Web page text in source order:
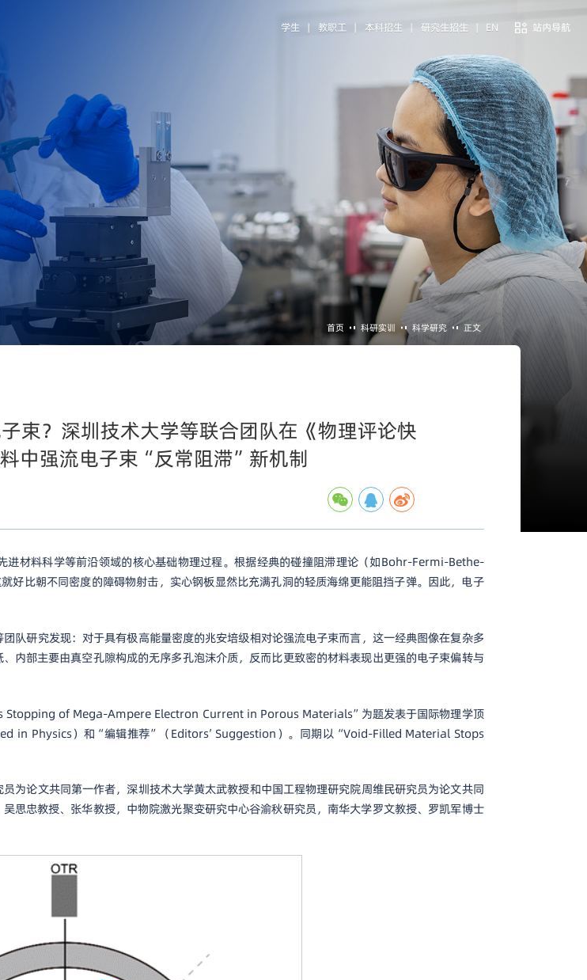
学生 | 教职工 | 本科招生 | 研究生招生 | EN 站内导航
首页 科研实训 科学研究 正文
束？深圳技术大学等联合团队在《物理评论快
中强流电子束“反常阻滞”新机制
进材料科学等前沿领域的核心基础物理过程。根据经典的碰撞阻滞理论（如Bohr-Fermi-Bethe-
好比朝不同密度的障碍物射击，实心钢板显然比充满孔洞的轻质海绵更能阻挡子弹。因此，电子
队研究发现：对于具有极高能量密度的兆安培级相对论强流电子束而言，这一经典图像在复杂多
内部主要由真空孔隙构成的无序多孔泡沫介质，反而比更致密的材料表现出更强的电子束偏转与
of Mega-Ampere Electron Current in Porous Materials”为题发表于国际物理学顶
in Physics）和“编辑推荐”（Editors’ Suggestion）。同期以“Void-Filled Material Stops
为论文共同第一作者，深圳技术大学黄太武教授和中国工程物理研究院周维民研究员为论文共同
思忠教授、张华教授，中物院激光聚变研究中心谷渝秋研究员，南华大学罗文教授、罗凯军博士